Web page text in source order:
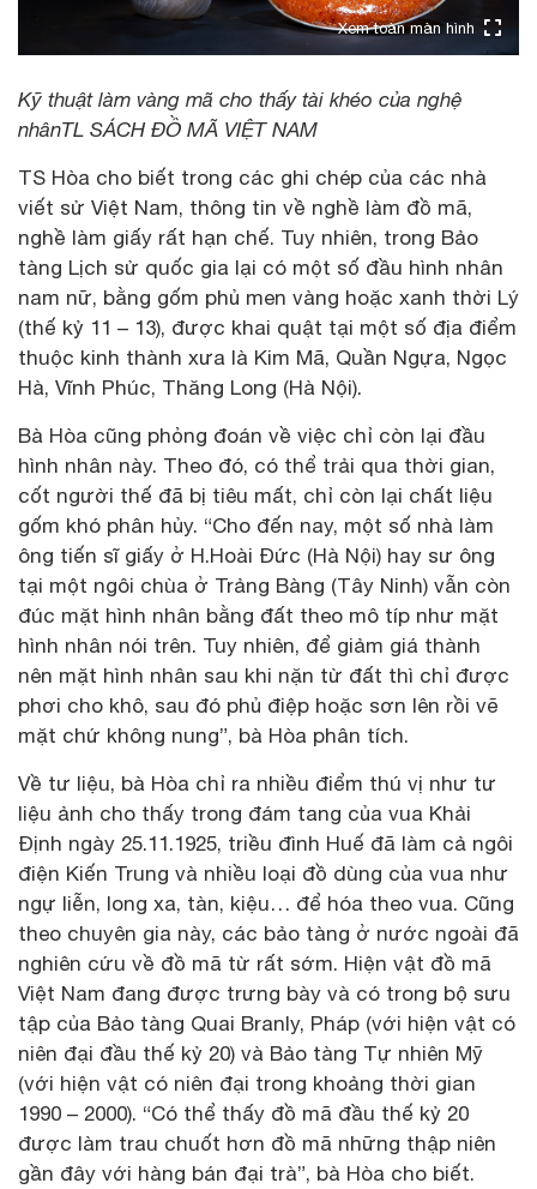
Xem toàn màn hình
Kỹ thuật làm vàng mã cho thấy tài khéo của nghệ
nhânTL SÁCH ĐỒ MÃ VIỆT NAM
TS Hòa cho biết trong các ghi chép của các nhà
viết sử Việt Nam, thông tin về nghề làm đồ mã,
nghề làm giấy rất hạn chế. Tuy nhiên, trong Bảo
tàng Lịch sử quốc gia lại có một số đầu hình nhân
nam nữ, bằng gốm phủ men vàng hoặc xanh thời Lý
(thế kỷ 11 – 13), được khai quật tại một số địa điểm
thuộc kinh thành xưa là Kim Mã, Quần Ngựa, Ngọc
Hà, Vĩnh Phúc, Thăng Long (Hà Nội).
Bà Hòa cũng phỏng đoán về việc chỉ còn lại đầu
hình nhân này. Theo đó, có thể trải qua thời gian,
cốt người thế đã bị tiêu mất, chỉ còn lại chất liệu
gốm khó phân hủy. “Cho đến nay, một số nhà làm
ông tiến sĩ giấy ở H.Hoài Đức (Hà Nội) hay sư ông
tại một ngôi chùa ở Trảng Bàng (Tây Ninh) vẫn còn
đúc mặt hình nhân bằng đất theo mô típ như mặt
hình nhân nói trên. Tuy nhiên, để giảm giá thành
nên mặt hình nhân sau khi nặn từ đất thì chỉ được
phơi cho khô, sau đó phủ điệp hoặc sơn lên rồi vẽ
mặt chứ không nung”, bà Hòa phân tích.
Về tư liệu, bà Hòa chỉ ra nhiều điểm thú vị như tư
liệu ảnh cho thấy trong đám tang của vua Khải
Định ngày 25.11.1925, triều đình Huế đã làm cả ngôi
điện Kiến Trung và nhiều loại đồ dùng của vua như
ngự liễn, long xa, tàn, kiệu… để hóa theo vua. Cũng
theo chuyên gia này, các bảo tàng ở nước ngoài đã
nghiên cứu về đồ mã từ rất sớm. Hiện vật đồ mã
Việt Nam đang được trưng bày và có trong bộ sưu
tập của Bảo tàng Quai Branly, Pháp (với hiện vật có
niên đại đầu thế kỷ 20) và Bảo tàng Tự nhiên Mỹ
(với hiện vật có niên đại trong khoảng thời gian
1990 – 2000). “Có thể thấy đồ mã đầu thế kỷ 20
được làm trau chuốt hơn đồ mã những thập niên
gần đây với hàng bán đại trà”, bà Hòa cho biết.